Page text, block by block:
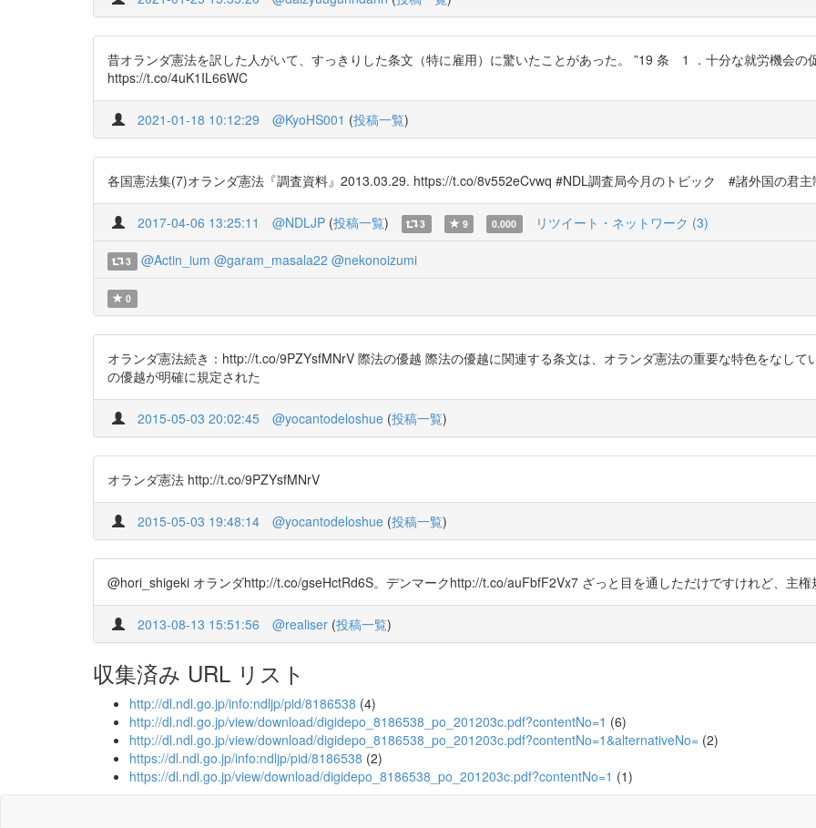
昔オランダ憲法を訳した人がいて、すっきりした条文（特に雇用）に驚いたことがあった。 ”19 条 1 ．十分な就労機会の
https://t.co/4uK1IL66WC
2021-01-18 10:12:29 @KyoHS001 (投稿一覧)
各国憲法集(7)オランダ憲法『調査資料』2013.03.29. https://t.co/8v552eCvwq #NDL調査局今月のトピック #諸外国の君主
2017-04-06 13:25:11 @NDLJP (投稿一覧) 3 9 0.000 リツイート・ネットワーク (3)
3 @Actin_ium @garam_masala22 @nekonoizumi
0
オランダ憲法続き：http://t.co/9PZYsfMNrV 際法の優越 際法の優越に関連する条文は、オランダ憲法の重要な特色をなし
の優越が明確に規定された
2015-05-03 20:02:45 @yocantodeloshue (投稿一覧)
オランダ憲法 http://t.co/9PZYsfMNrV
2015-05-03 19:48:14 @yocantodeloshue (投稿一覧)
@hori_shigeki オランダhttp://t.co/gseHctRd6S。デンマークhttp://t.co/auFbfF2Vx7 ざっと目を通しただけですけれど、主権
2013-08-13 15:51:56 @realiser (投稿一覧)
収集済み URL リスト
http://dl.ndl.go.jp/info:ndljp/pid/8186538 (4)
http://dl.ndl.go.jp/view/download/digidepo_8186538_po_201203c.pdf?contentNo=1 (6)
http://dl.ndl.go.jp/view/download/digidepo_8186538_po_201203c.pdf?contentNo=1&alternativeNo= (2)
https://dl.ndl.go.jp/info:ndljp/pid/8186538 (2)
https://dl.ndl.go.jp/view/download/digidepo_8186538_po_201203c.pdf?contentNo=1 (1)